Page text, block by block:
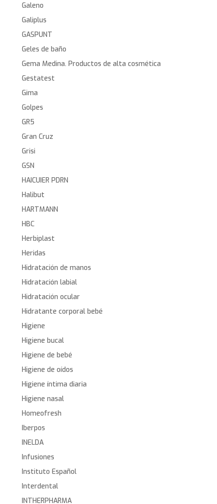
Galeno
Galiplus
GASPUNT
Geles de baño
Gema Medina. Productos de alta cosmética
Gestatest
Gima
Golpes
GR5
Gran Cruz
Grisi
GSN
HAICUIER PDRN
Halibut
HARTMANN
HBC
Herbiplast
Heridas
Hidratación de manos
Hidratación labial
Hidratación ocular
Hidratante corporal bebé
Higiene
Higiene bucal
Higiene de bebé
Higiene de oídos
Higiene íntima diaria
Higiene nasal
Homeofresh
Iberpos
INELDA
Infusiones
Instituto Español
Interdental
INTHERPHARMA